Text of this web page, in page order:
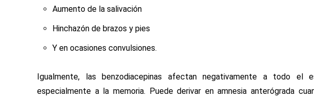
Aumento de la salivación
Hinchazón de brazos y pies
Y en ocasiones convulsiones.
Igualmente, las benzodiacepinas afectan negativamente a todo
especialmente a la memoria. Puede derivar en amnesia anterógrada